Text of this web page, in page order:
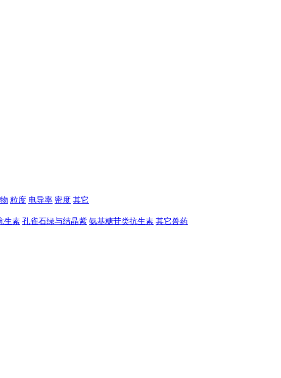
粒度 电导率 密度 其它
生素 孔雀石绿与结晶紫 氨基糖苷类抗生素 其它兽药